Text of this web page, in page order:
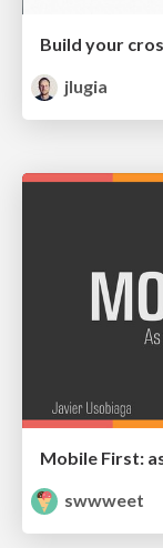
jlugia
Mobile First:
swwweet